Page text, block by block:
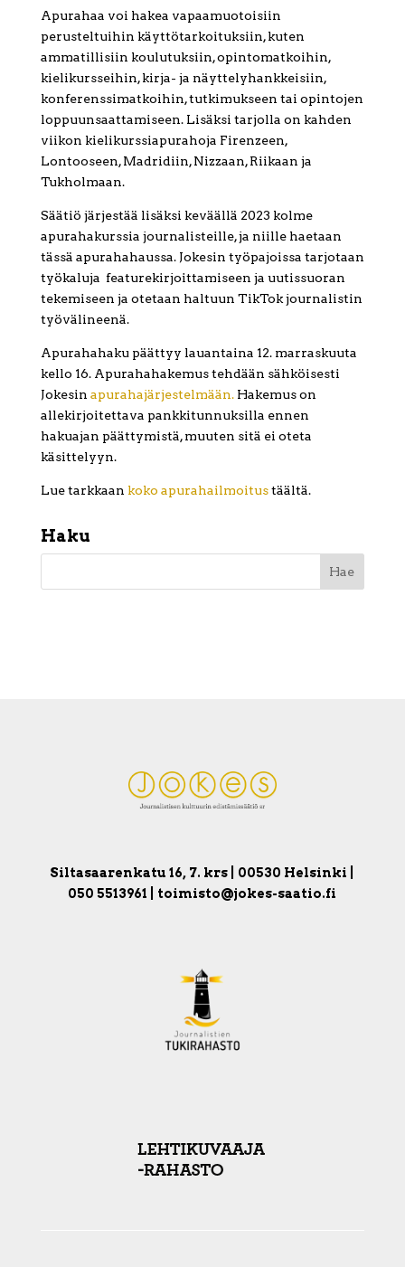
Apurahaa voi hakea vapaamuotoisiin
perusteltuihin käyttötarkoituksiin, kuten
ammatillisiin koulutuksiin, opintomatkoihin,
kielikursseihin, kirja- ja näyttelyhankkeisiin,
konferenssimatkoihin, tutkimukseen tai opintojen
loppuunsaattamiseen. Lisäksi tarjolla on kahden
viikon kielikurssiapurahoja Firenzeen,
Lontooseen, Madridiin, Nizzaan, Riikaan ja
Tukholmaan.
Säätiö järjestää lisäksi keväällä 2023 kolme
apurahakurssia journalisteille, ja niille haetaan
tässä apurahahaussa. Jokesin työpajoissa tarjotaan
työkaluja featurekirjoittamiseen ja uutissuoran
tekemiseen ja otetaan haltuun TikTok journalistin
työvälineenä.
Apurahahaku päättyy lauantaina 12. marraskuuta
kello 16. Apurahahakemus tehdään sähköisesti
Jokesin apurahajärjestelmään. Hakemus on
allekirjoitettava pankkitunnuksilla ennen
hakuajan päättymistä, muuten sitä ei oteta
käsittelyyn.
Lue tarkkaan koko apurahailmoitustäältä.
Haku
Siltasaarenkatu 16, 7. krs | 00530 Helsinki |
050 5513961 | toimisto@jokes-saatio.fi